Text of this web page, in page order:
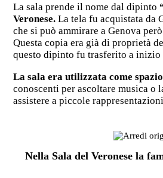
La sala prende il nome dal dipinto
Veronese. La tela fu acquistata da
che si può ammirare a Genova
Questa copia era già di proprietà
questo dipinto fu trasferito a inizio
La sala era utilizzata come
conoscenti per ascoltare musica o
assistere a piccole
Nella Sala del Veronese la